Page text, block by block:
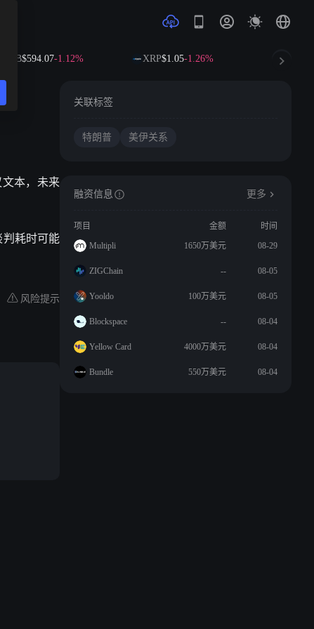
$594.07-1.12% XRP$1.05-1.26% SOL
本，未来
耗时可能
风险提示
关联标签
特朗普 美伊关系
融资信息 更多
项目 金额
时间
Multipli
1650万美元 08-29
ZIGChain -- 08-05
Yooldo 100万美元 08-05
Blockspace -- 08-04
Yellow Card 4000万美元 08-04
Bundle 550万美元 08-04